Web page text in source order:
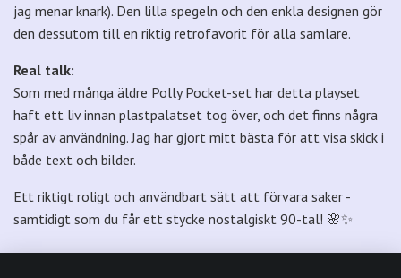
jag menar knark). Den lilla spegeln och den enkla designen gör
den dessutom till en riktig retrofavorit för alla samlare.
Real talk:
Som med många äldre Polly Pocket-set har detta playset
haft ett liv innan plastpalatset tog över, och det finns några
spår av användning. Jag har gjort mitt bästa för att visa skick i
både text och bilder.
Ett riktigt roligt och användbart sätt att förvara saker -
samtidigt som du får ett stycke nostalgiskt 90-tal! 🌸✨